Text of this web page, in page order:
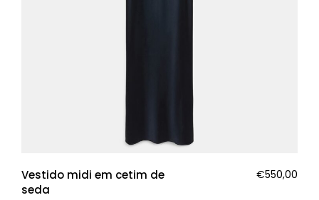
Vestido midi em cetim de
seda
€550,00